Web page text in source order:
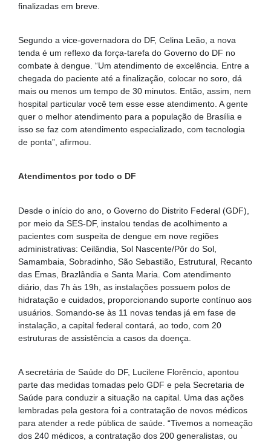
finalizadas em breve.
Segundo a vice-governadora do DF, Celina Leão, a nova
tenda é um reflexo da força-tarefa do Governo do DF no
combate à dengue. “Um atendimento de excelência. Entre a
chegada do paciente até a finalização, colocar no soro, dá
mais ou menos um tempo de 30 minutos. Então, assim, nem
hospital particular você tem esse esse atendimento. A gente
quer o melhor atendimento para a população de Brasília e
isso se faz com atendimento especializado, com tecnologia
de ponta”, afirmou.
Atendimentos por todo o DF
Desde o início do ano, o Governo do Distrito Federal (GDF),
por meio da SES-DF, instalou tendas de acolhimento a
pacientes com suspeita de dengue em nove regiões
administrativas: Ceilândia, Sol Nascente/Pôr do Sol,
Samambaia, Sobradinho, São Sebastião, Estrutural, Recanto
das Emas, Brazlândia e Santa Maria. Com atendimento
diário, das 7h às 19h, as instalações possuem polos de
hidratação e cuidados, proporcionando suporte contínuo aos
usuários. Somando-se às 11 novas tendas já em fase de
instalação, a capital federal contará, ao todo, com 20
estruturas de assistência a casos da doença.
A secretária de Saúde do DF, Lucilene Florêncio, apontou
parte das medidas tomadas pelo GDF e pela Secretaria de
Saúde para conduzir a situação na capital. Uma das ações
lembradas pela gestora foi a contratação de novos médicos
para atender a rede pública de saúde. “Tivemos a nomeação
dos 240 médicos, a contratação dos 200 generalistas, ou